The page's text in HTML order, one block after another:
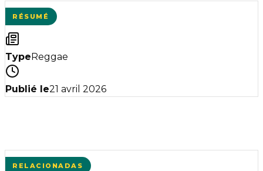
RÉSUMÉ
Type Reggae
Publié le21 avril 2026
RELACIONADAS